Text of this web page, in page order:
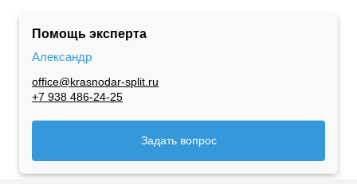
Помощь эксперта
Александр
office@krasnodar-split.ru
+7 938 486-24-25
Задать вопрос